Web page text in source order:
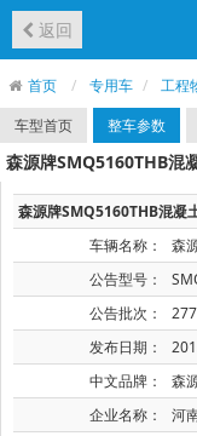
返回
首页 专用车 工程
车型首页
整车参数
森源牌SMQ5160THB混
森源牌SMQ5160THB混凝
车辆名称：
森
公告型号：
公告批次：
277
发布日期：
中文品牌：
森
企业名称：
河